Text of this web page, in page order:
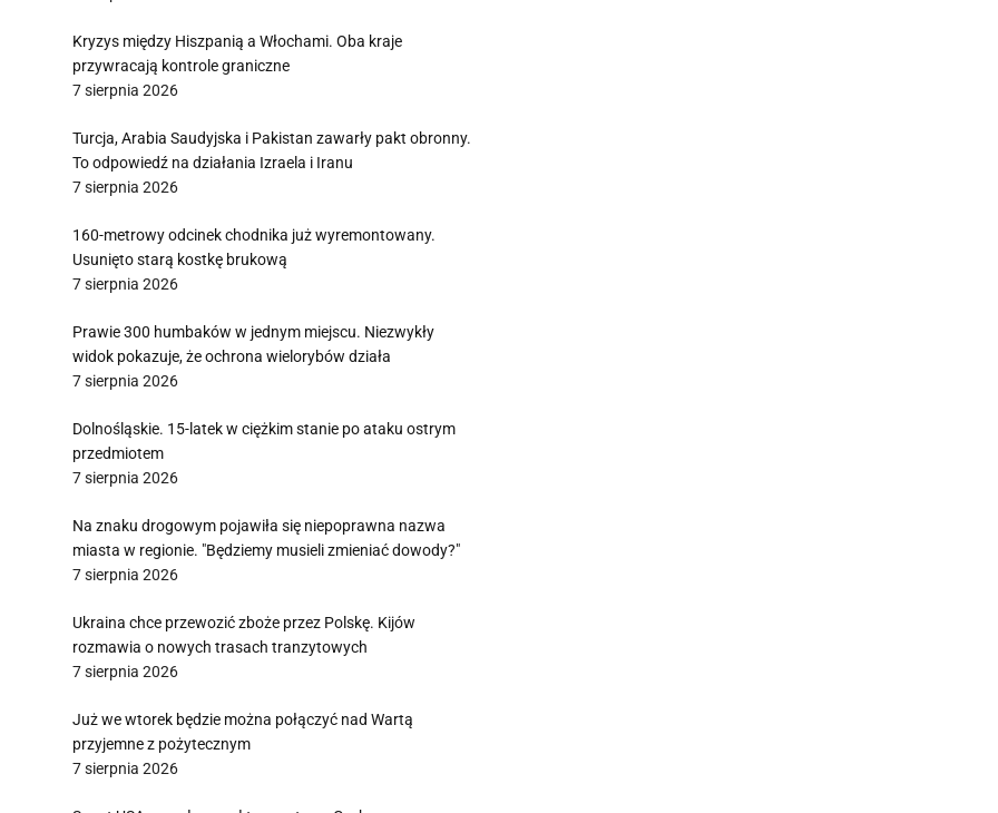
Kryzys między Hiszpanią a Włochami. Oba kraje
przywracają kontrole graniczne
7 sierpnia 2026
Turcja, Arabia Saudyjska i Pakistan zawarły pakt obronny.
To odpowiedź na działania Izraela i Iranu
7 sierpnia 2026
160-metrowy odcinek chodnika już wyremontowany.
Usunięto starą kostkę brukową
7 sierpnia 2026
Prawie 300 humbaków w jednym miejscu. Niezwykły
widok pokazuje, że ochrona wielorybów działa
7 sierpnia 2026
Dolnośląskie. 15-latek w ciężkim stanie po ataku ostrym
przedmiotem
7 sierpnia 2026
Na znaku drogowym pojawiła się niepoprawna nazwa
miasta w regionie. "Będziemy musieli zmieniać dowody?"
7 sierpnia 2026
Ukraina chce przewozić zboże przez Polskę. Kijów
rozmawia o nowych trasach tranzytowych
7 sierpnia 2026
Już we wtorek będzie można połączyć nad Wartą
przyjemne z pożytecznym
7 sierpnia 2026